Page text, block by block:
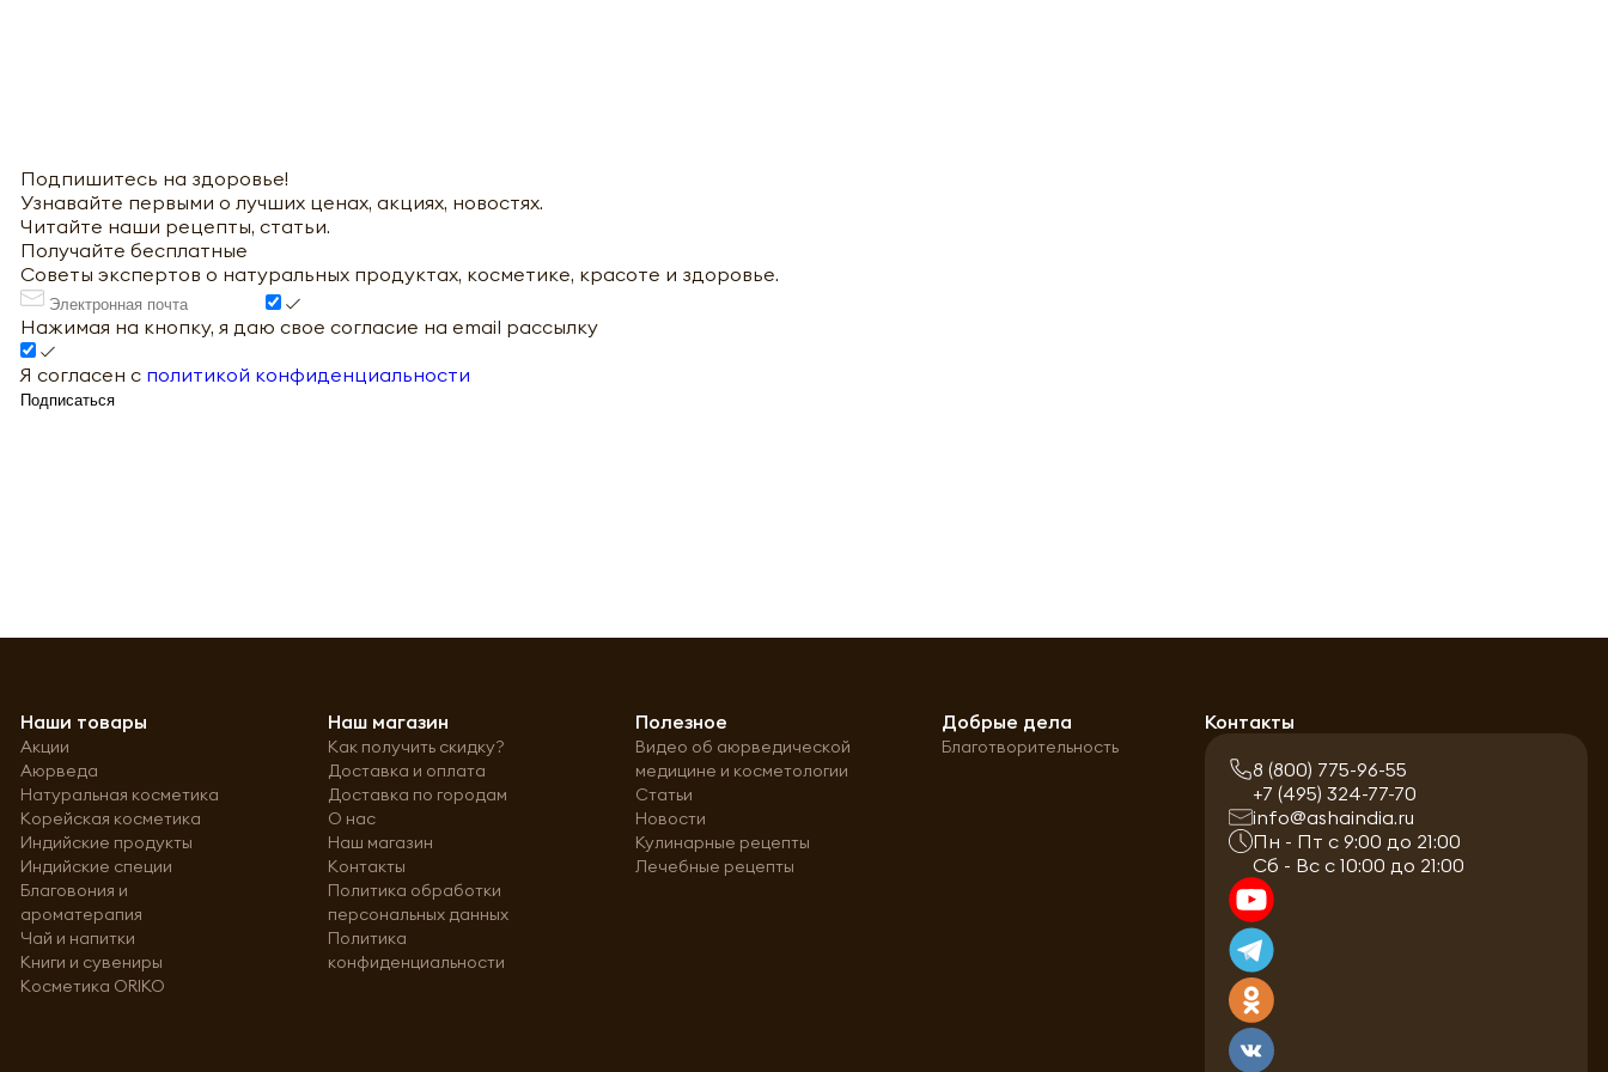
Подпишитесь на здоровье!
Узнавайте первыми о лучших ценах, акциях, новостях.
Читайте наши рецепты, статьи.
Получайте бесплатные
Советы экспертов о натуральных продуктах, косметике, красоте и здоровье.
Нажимая на кнопку, я даю свое согласие на email рассылку
Я согласен с политикой конфиденциальности
Подписаться
Наши товары
Акции
Аюрведа
Натуральная косметика
Корейская косметика
Индийские продукты
Индийские специи
Благовония и
ароматерапия
Чай и напитки
Книги и сувениры
Косметика ORIKO
Наш магазин
Как получить скидку?
Доставка и оплата
Доставка по городам
О нас
Наш магазин
Контакты
Политика обработки
персональных данных
Политика
конфиденциальности
Полезное
Видео об аюрведической
медицине и косметологии
Статьи
Новости
Кулинарные рецепты
Лечебные рецепты
Добрые дела
Благотворительность
Контакты
8 (800) 775-96-55
+7 (495) 324-77-70
info@ashaindia.ru
Пн - Пт с 9:00 до 21:00
Сб - Вс с 10:00 до 21:00